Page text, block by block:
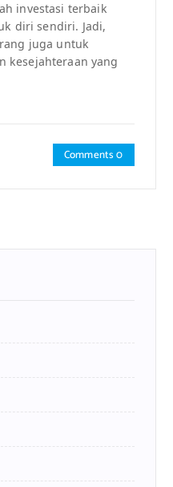
investasi terbaik
diri sendiri. Jadi,
juga untuk
kesejahteraan yang
Comments 0